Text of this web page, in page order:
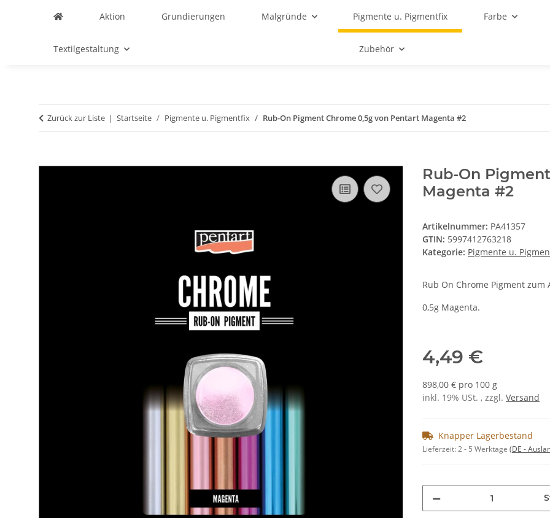
Aktion Grundierungen Malgründe Pigmente u. Pigmentfix Farbe
Textilgestaltung Zubehör
Zurück zur Liste Startseite Pigmente u. Pigmentfix Rub-On Pigment Chrome 0,5g von Pentart Magenta #2
Rub-On
Magenta #2
Artikelnummer: PA41357
GTIN: 5997412763218
Kategorie: Pigmente u.
Rub On Chrome Pigment
0,5g Magenta.
4,49 €
898,00 € pro 100 g
inkl. 19% USt. , zzgl. Versand
Knapper Lagerbestand
Lieferzeit:2 - 5 Werktage (DE -